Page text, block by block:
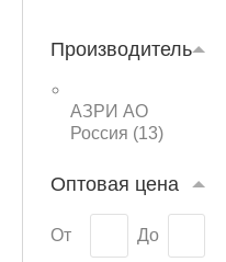
0
КАТАЛОГ
Производитель
АЗРИ АО
Россия (13)
Оптовая цена
От До